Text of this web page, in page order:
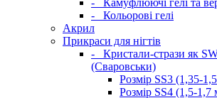
-
Камуфлюючі гелі та
-
Кольорові гелі
Акрил
Прикраси для нігтів
-
Кристали-стрази як
(Сваровськи)
Розмір SS3 (1,35-
Розмір SS4 (1,5-1,7